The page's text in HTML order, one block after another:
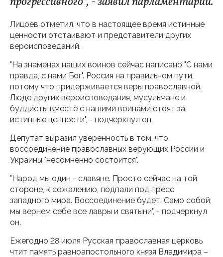
Лицоев отметил, что в настоящее время истинные
ценности отстаивают и представители других
вероисповеданий.
"На знаменах наших воинов сейчас написано "С нами
правда, с нами Бог". Россия на правильном пути,
потому что придерживается веры православной.
Люде других вероисповедания, мусульмане и
буддисты вместе с нашими воинами стоят за
истинные ценности", - подчеркнул он.
Депутат выразил уверенность в том, что
воссоединение православных верующих России и
Украины "несомненно состоится".
"Народ мы один - славяне. Просто сейчас на той
стороне, к сожалению, подпали под пресс
западного мира. Воссоединение будет. Само собой,
мы вернем себе все лавры и святыни", - подчеркнул
он.
Ежегодно 28 июля Русская православная церковь
чтит память равноапостольного князя Владимира –